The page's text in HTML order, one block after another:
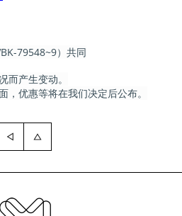
79548~9）共同
产生变动。
优惠等将在我们决定后公布。